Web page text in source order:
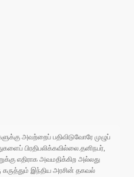
அவற்றைப் பதிவிடுவோரே முழுப்
பிரதிபலிக்கவில்லை.தனிநபர்,
எதிராக அவமதிக்கிற அல்லது
இந்திய அரசின் தகவல்